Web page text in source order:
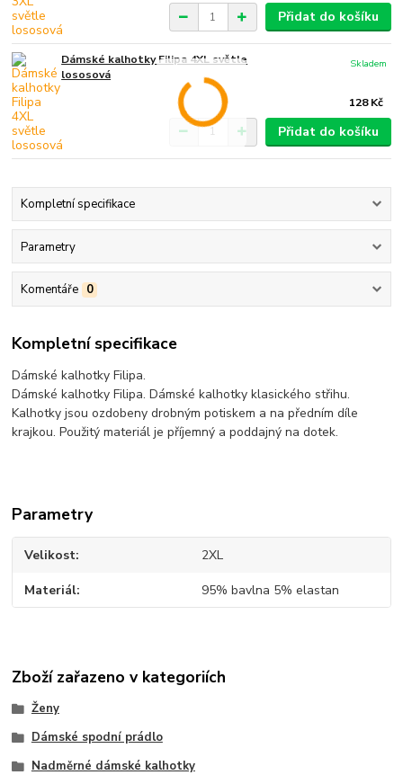
Přidat do košíku
Dámské kalhotky Filipa 4XL světle
lososová
128 Kč
Skladem
Přidat do košíku
Kompletní specifikace
Parametry
Komentáře 0
Kompletní specifikace
Dámské kalhotky Filipa.
Dámské kalhotky Filipa. Dámské kalhotky klasického střihu.
Kalhotky jsou ozdobeny drobným potiskem a na předním díle
krajkou. Použitý materiál je příjemný a poddajný na dotek.
Parametry
Velikost 2XL
Materiál 95% bavlna 5% elastan
Zboží zařazeno v kategoriích
Ženy
Dámské spodní prádlo
Nadměrné dámské kalhotky